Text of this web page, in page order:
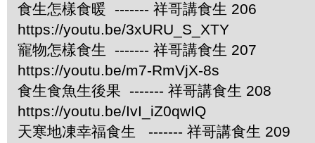
食生怎樣食暖 ------- 祥哥講食生 206
https://youtu.be/3xURU_S_XTY
寵物怎樣食生 ------- 祥哥講食生 207
https://youtu.be/m7-RmVjX-8s
食生食魚生後果 ------- 祥哥講食生 208
https://youtu.be/IvI_iZ0qwIQ
天寒地凍幸福食生 ------- 祥哥講食生 209